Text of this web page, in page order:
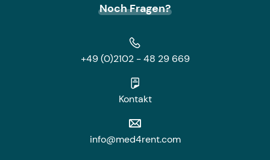
Noch Fragen?
+49 (0)2102 - 48 29 669
Kontakt
info@med4rent.com